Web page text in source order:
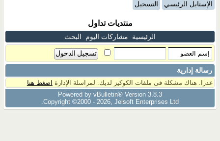
الإستايل الرئيسي التسجيل
منتديات تداول
الرئيسية مشاركات اليوم البحث
رسالة إدارية
عذرا. هناك مشكلة فى ملفات الكوكيز لديك. لمراسلة الإدارة اضغط هنا
Powered by vBulletin® Version 3.8.3
Copyright ©2000 - 2026, Jelsoft Enterprises Ltd.